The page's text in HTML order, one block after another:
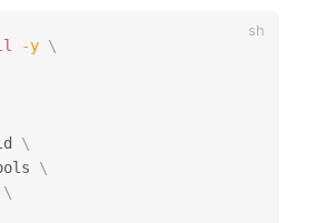
-y \
\
\
\